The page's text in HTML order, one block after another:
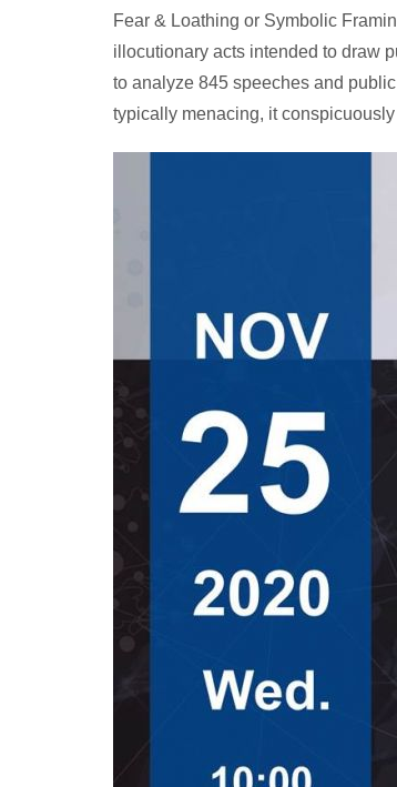
Fear & Loathing or Symbolic
illocutionary acts intended to draw
to analyze 845 speeches and
typically menacing, it